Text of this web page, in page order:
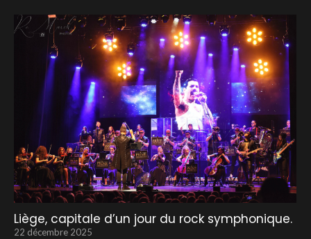
Liège, capitale d’un jour du rock symphonique.
22 décembre 2025